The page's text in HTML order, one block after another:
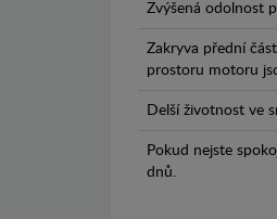
Zvýšená odolnost
Zakryva přední
prostoru motoru
Delší životnost ve
Pokud nejste
dnů.